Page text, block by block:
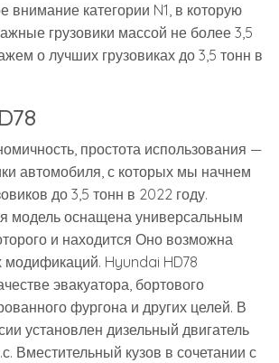
внимание категории N1, в которую
грузовики массой не более 3,5
о лучших грузовиках до 3,5 тонн в
простота использования —
автомобиля, с которых мы начнем
до 3,5 тонн в 2022 году.
модель оснащена универсальным
и находится Оно возможна
модификаций. Hyundai HD78
эвакуатора, бортового
фургона и других целей. В
установлен дизельный двигатель
Вместительный кузов в сочетании с